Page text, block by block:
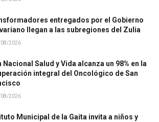
entregados por el Gobierno
llegan a las subregiones del Zulia
2026
Nacional Salud y Vida alcanza un 98% en la
integral del Oncológico de San
2026
Municipal de la Gaita invita a niños y